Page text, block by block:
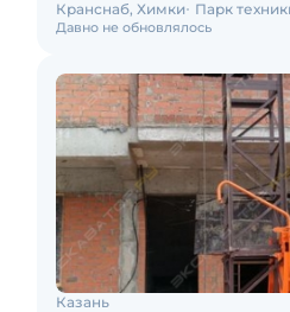
Давно не обновлялось
Кранснаб, Химки Парк
Казань